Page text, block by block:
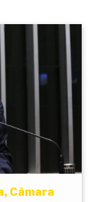
Câmara